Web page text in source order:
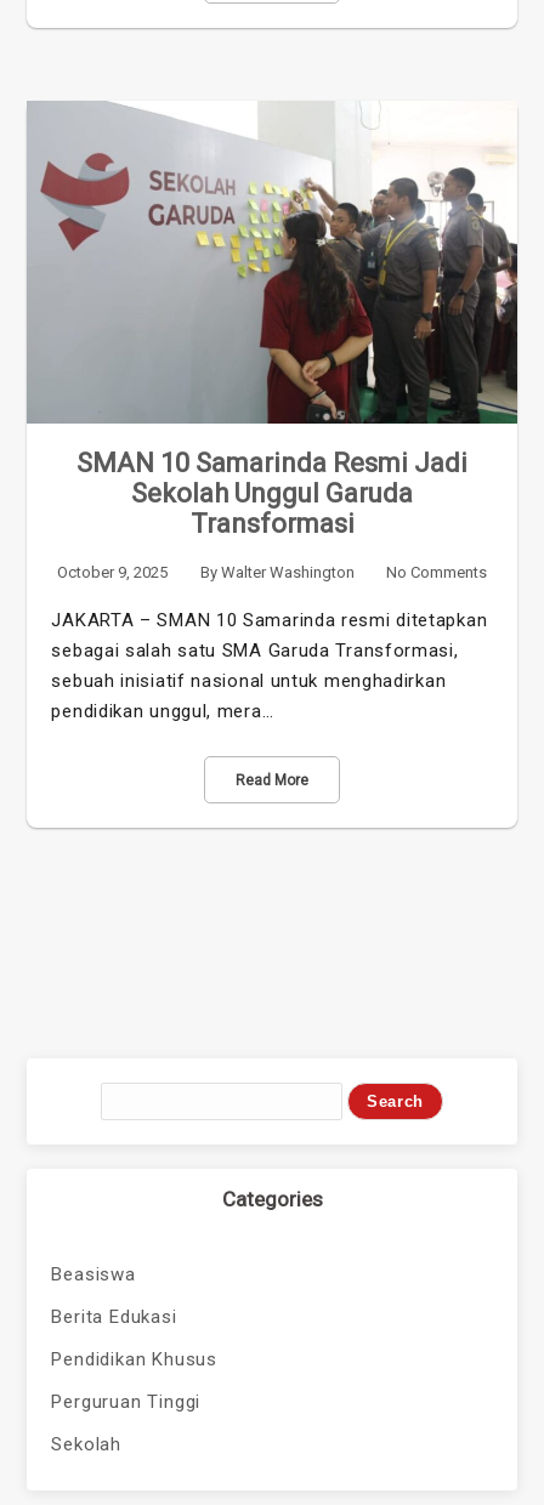
SMAN 10 Samarinda Resmi Jadi
Sekolah Unggul Garuda
Transformasi
October 9, 2025 By Walter Washington No Comments
JAKARTA – SMAN 10 Samarinda resmi ditetapkan
sebagai salah satu SMA Garuda Transformasi,
sebuah inisiatif nasional untuk menghadirkan
pendidikan unggul, mera…
Read More
Categories
Beasiswa
Berita Edukasi
Pendidikan Khusus
Perguruan Tinggi
Sekolah